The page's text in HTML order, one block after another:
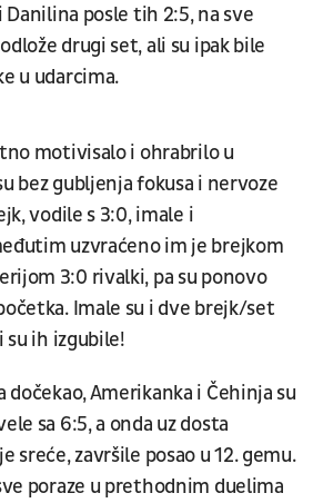
posle tih 2:5, na sve
drugi set, ali su ipak bile
u udarcima.
motivisalo i ohrabrilo u
bez gubljenja fokusa i nervoze
vodile s 3:0, imale i
uzvraćeno im je brejkom
3:0 rivalki, pa su ponovo
Imale su i dve brejk/set
su ih izgubile!
dočekao, Amerikanka i Čehinja su
sa 6:5, a onda uz dosta
sreće, završile posao u 12. gemu.
poraze u prethodnim duelima